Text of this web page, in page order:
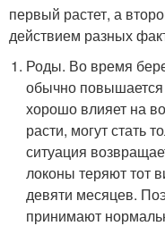
первый растет, а
действием разных
Роды. Во время
обычно повышается
хорошо влияет на
расти, могут стать
ситуация
локоны теряют тот
девяти месяцев.
принимают